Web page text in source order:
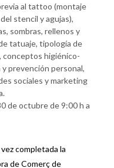
al tattoo (montaje
stencil y agujas),
sombras, rellenos y
tatuaje, tipología de
conceptos higiénico-
prevención personal,
sociales y marketing
de octubre de 9:00 h a
completada la
de Comerç de